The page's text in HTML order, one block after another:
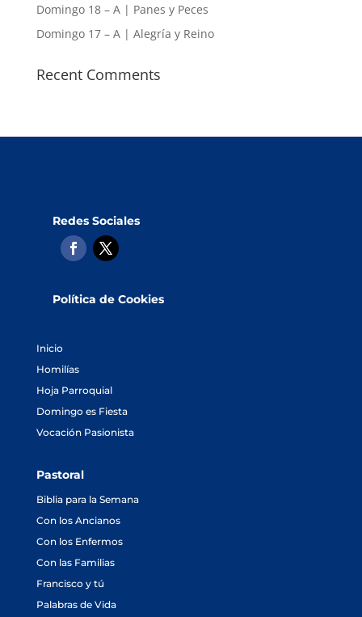
Domingo 18 – A | Panes y Peces
Domingo 17 – A | Alegría y Reino
Recent Comments
Redes Sociales
Política de Cookies
Inicio
Homilías
Hoja Parroquial
Domingo es Fiesta
Vocación Pasionista
Pastoral
Biblia para la Semana
Con los Ancianos
Con los Enfermos
Con las Familias
Francisco y tú
Palabras de Vida